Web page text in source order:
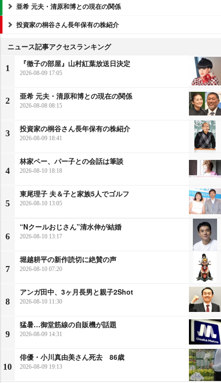
亜希 元夫・清原和博との現在の関係
投資家の桐谷さん長年保有の株紹介
ニュース記事アクセスランキング
1
『徹子の部屋』山村紅葉放送日決定
2026-08-09 17:05
2
亜希 元夫・清原和博との現在の関係
2026-08-08 08:15
3
投資家の桐谷さん長年保有の株紹介
2026-08-09 18:41
4
林家ペー、パー子との会話は筆談
2026-08-10 18:18
5
東尾理子 夫＆子と家族5人でゴルフ
2026-08-10 13:05
6
“Nクールおじさん”清水伸が結婚
2026-08-10 13:17
7
堀越耕平の新作読切に絶賛の声
2026-08-10 07:20
8
アンガ田中、3ヶ月長男と親子2Shot
2026-08-10 11:30
9
猛暑…御堂筋線の自販機が話題
2026-08-09 14:31
10
俳優・小川真由美さん死去 86歳
2026-08-09 19:13